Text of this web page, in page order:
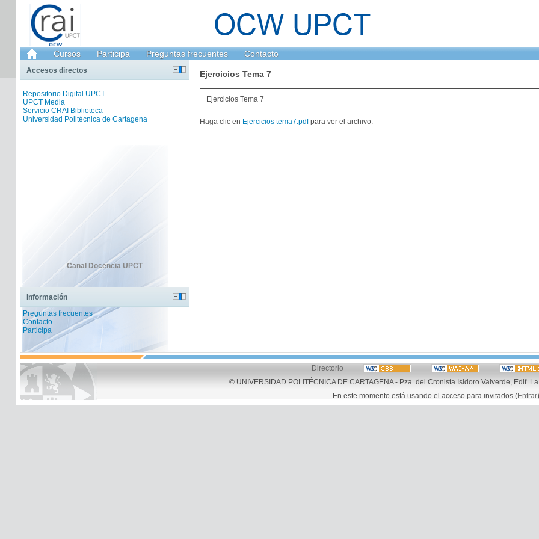
Cursos Participa Preguntas frecuentes Contacto
Ejercicios Tema 7
Ejercicios Tema 7
Haga clic en Ejercicios tema7.pdfpara ver el archivo.
Accesos directos
Repositorio Digital UPCT
UPCT Media
Servicio CRAI Biblioteca
Universidad Politécnica de Cartagena
Canal Docencia UPCT
Información
Preguntas frecuentes
Contacto
Participa
Directorio
© UNIVERSIDAD POLITÉCNICA DE CARTAGENA - Pza. del Cronista Isidoro Valverde, Edif.
En este momento está usando el acceso para invitados (Entrar)